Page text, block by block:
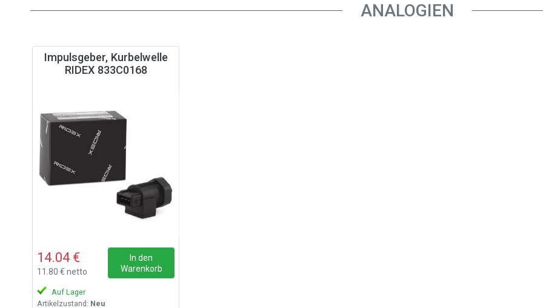
ANALOGIEN
Impulsgeber, Kurbelwelle
RIDEX 833C0168
14.04 €
11.80 € netto
In den
Warenkorb
Auf Lager
Artikelzustand: Neu